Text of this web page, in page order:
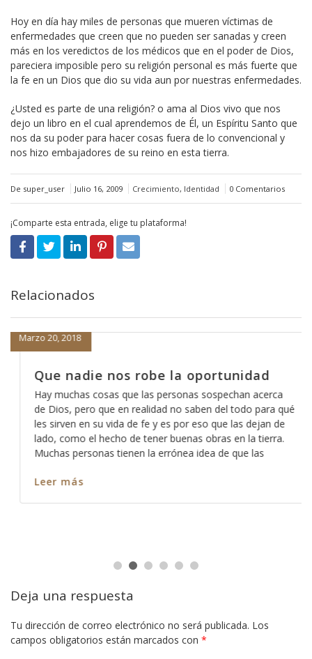
Hoy en día hay miles de personas que mueren víctimas de
enfermedades que creen que no pueden ser sanadas y creen
más en los veredictos de los médicos que en el poder de Dios,
pareciera imposible pero su religión personal es más fuerte que
la fe en un Dios que dio su vida aun por nuestras enfermedades.
¿Usted es parte de una religión? o ama al Dios vivo que nos
dejo un libro en el cual aprendemos de Él, un Espíritu Santo que
nos da su poder para hacer cosas fuera de lo convencional y
nos hizo embajadores de su reino en esta tierra.
De super_user Julio 16, 2009 Crecimiento, Identidad 0 Comentarios
¡Comparte esta entrada, elige tu plataforma!
Relacionados
Que nadie nos robe la oportunidad
Marzo 20, 2018
Hay muchas cosas que las personas sospechan acerca
de Dios, pero que en realidad no saben del todo para qué
les sirven en su vida de fe y es por eso que las dejan de
lado, como el hecho de tener buenas obras en la tierra.
Muchas personas tienen la errónea idea de que las
Leer más
Deja una respuesta
Tu dirección de correo electrónico no será publicada. Los
campos obligatorios están marcados con *